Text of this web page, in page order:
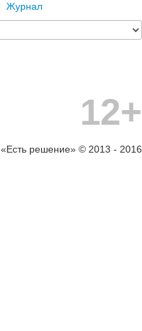
Журнал
12+
«Есть решение» © 2013 - 2016